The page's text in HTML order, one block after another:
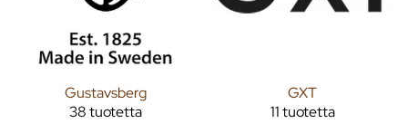
Gustavsberg
38 tuotetta
GXT
11 tuotetta